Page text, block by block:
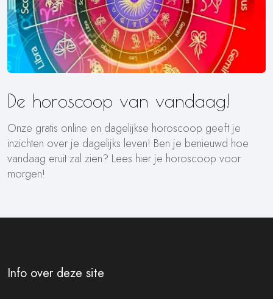
De horoscoop van vandaag!
Onze gratis online en dagelijkse horoscoop geeft je
inzichten over je dagelijks leven! Ben je benieuwd hoe
vandaag eruit zal zien? Lees hier je horoscoop voor
morgen!
Info over deze site